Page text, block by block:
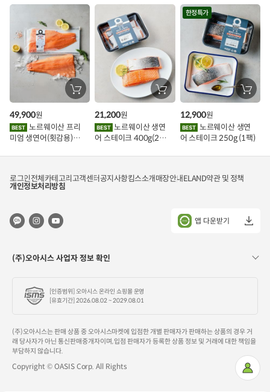
마
이
트
장
바
에
담
기
노르웨이산 프리
미엄 생연어(횟감용)
49,900원
장
바
에
담
기
노르웨이산 생연
어 스테이크 400g(2조
21,200원
한정특가
장
바
에
담
기
어 스테이크 250g (1팩)
12,900원
로그인전체카테고리고객센터공지사항킴스소개매장안내ELAND약관 및 정책
개인정보처리방침
앱 다운받기
(주)오아시스 사업자 정보 확인
[인증범위] 오아시스 온라인 쇼핑몰 운영
[유효기간] 2026.08.02 ~ 2029.08.01
(주)오아시스는 판매 상품 중 오아시스마켓에 입점한 개별 판매자가 판매하는 상품의 경우 거
래 당사자가 아닌 통신판매중개자이며, 입점 판매자가 등록한 상품 정보 및 거래에 대한 책임을
부담하지 않습니다.
Copyright © OASIS Corp. All Rights